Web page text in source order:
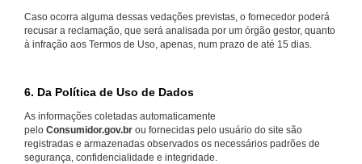
Caso ocorra alguma dessas vedações previstas, o fornecedor poderá
recusar a reclamação, que será analisada por um órgão gestor, quanto
à infração aos Termos de Uso, apenas, num prazo de até 15 dias.
6. Da Política de Uso de Dados
As informações coletadas automaticamente
pelo Consumidor.gov.br ou fornecidas pelo usuário do site são
registradas e armazenadas observados os necessários padrões de
segurança, confidencialidade e integridade.